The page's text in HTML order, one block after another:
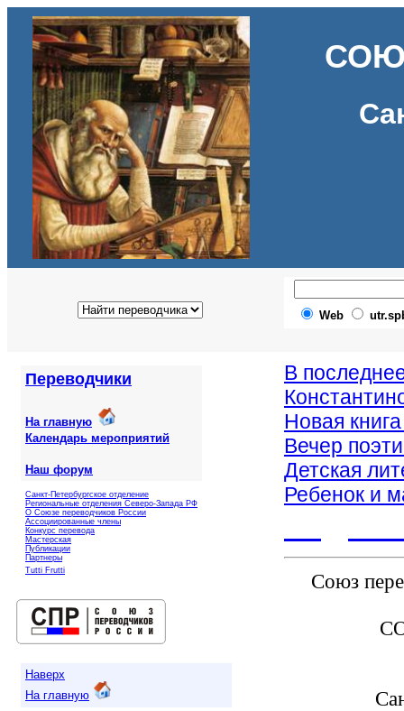
Web
Переводчики
На главную
Календарь мероприятий
Наш форум
Санкт-Петербургское отделение
Региональные отделения Северо-Запада РФ
О Союзе переводчиков России
Ассоциированные члены
Конкурс перевода
Мастерская
Публикации
Партнеры
Tutti Frutti
Наверх
На главную
В
Новая
Вечер
Детская
Ребенок и
Союз